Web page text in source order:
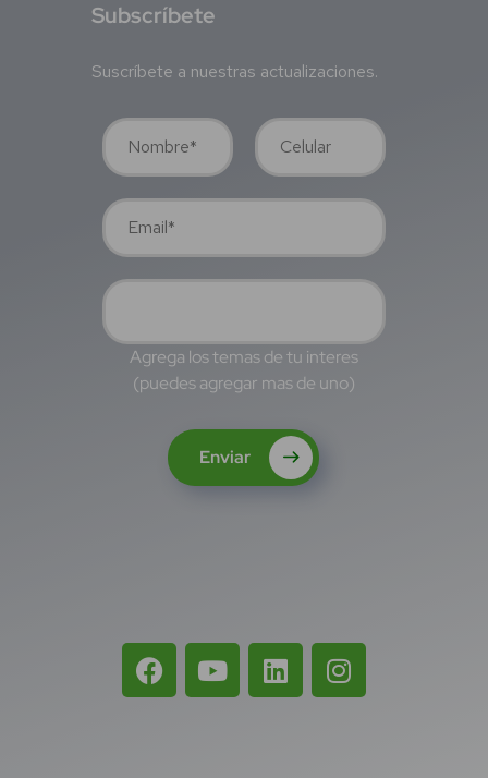
Subscríbete
Suscríbete a nuestras actualizaciones.
Agrega los temas de tu interes
(puedes agregar mas de uno)
Enviar